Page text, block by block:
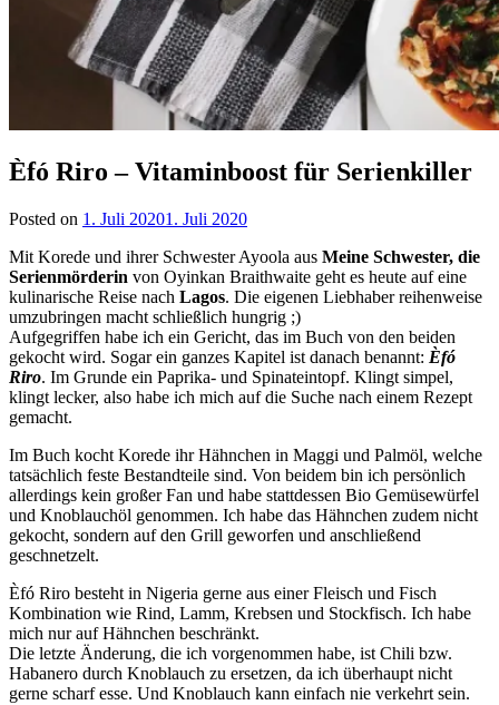
Èfó Riro – Vitaminboost für Serienkiller
Posted on 1. Juli 20201. Juli 2020
Mit Korede und ihrer Schwester Ayoola aus Meine Schwester, die
Serienmörderin von Oyinkan Braithwaite geht es heute auf eine
kulinarische Reise nach Lagos. Die eigenen Liebhaber reihenweise
umzubringen macht schließlich hungrig ;)
Aufgegriffen habe ich ein Gericht, das im Buch von den beiden
gekocht wird. Sogar ein ganzes Kapitel ist danach benannt: Èfó
Riro. Im Grunde ein Paprika- und Spinateintopf. Klingt simpel,
klingt lecker, also habe ich mich auf die Suche nach einem Rezept
gemacht.
Im Buch kocht Korede ihr Hähnchen in Maggi und Palmöl, welche
tatsächlich feste Bestandteile sind. Von beidem bin ich persönlich
allerdings kein großer Fan und habe stattdessen Bio Gemüsewürfel
und Knoblauchöl genommen. Ich habe das Hähnchen zudem nicht
gekocht, sondern auf den Grill geworfen und anschließend
geschnetzelt.
Èfó Riro besteht in Nigeria gerne aus einer Fleisch und Fisch
Kombination wie Rind, Lamm, Krebsen und Stockfisch. Ich habe
mich nur auf Hähnchen beschränkt.
Die letzte Änderung, die ich vorgenommen habe, ist Chili bzw.
Habanero durch Knoblauch zu ersetzen, da ich überhaupt nicht
gerne scharf esse. Und Knoblauch kann einfach nie verkehrt sein.